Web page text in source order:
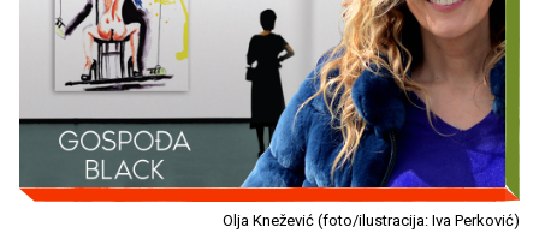
Olja Knežević (foto/ilustracija: Iva Perković)